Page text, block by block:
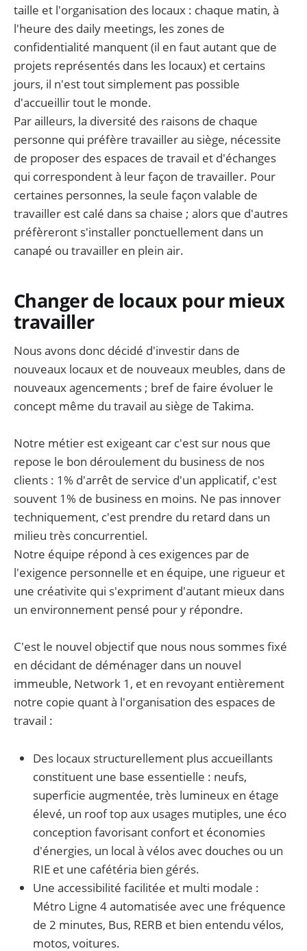
taille et l'organisation des locaux : chaque matin, à
l'heure des daily meetings, les zones de
confidentialité manquent (il en faut autant que de
projets représentés dans les locaux) et certains
jours, il n'est tout simplement pas possible
d'accueillir tout le monde.‌‌
Par ailleurs, la diversité des raisons de chaque
personne qui préfère travailler au siège, nécessite
de proposer des espaces de travail et d'échanges
qui correspondent à leur façon de travailler. Pour
certaines personnes, la seule façon valable de
travailler est calé dans sa chaise ; alors que d'autres
préfèreront s'installer ponctuellement dans un
canapé ou travailler en plein air.
Changer de locaux pour mieux
travailler
Nous avons donc décidé d'investir dans de
nouveaux locaux et de nouveaux meubles, dans de
nouveaux agencements ; bref de faire évoluer le
concept même du travail au siège de Takima.
Notre métier est exigeant car c'est sur nous que
repose le bon déroulement du business de nos
clients : 1% d'arrêt de service d'un applicatif, c'est
souvent 1% de business en moins. Ne pas innover
techniquement, c'est prendre du retard dans un
milieu très concurrentiel. ‌
Notre équipe répond à ces exigences par de
l'exigence personnelle et en équipe, une rigueur et
une créativite qui s'expriment d'autant mieux dans
un environnement pensé pour y répondre.
C'est le nouvel objectif que nous nous sommes fixé
en décidant de déménager dans un nouvel
immeuble, Network 1, et en revoyant entièrement
notre copie quant à l'organisation des espaces de
travail :
Des locaux structurellement plus accueillants
constituent une base essentielle : neufs,
superficie augmentée, très lumineux en étage
élevé, un roof top aux usages mutiples, une éco
conception favorisant confort et économies
d'énergies, un local à vélos avec douches ou un
RIE et une cafétéria bien gérés.
Une accessibilité facilitée et multi modale :
Métro Ligne 4 automatisée avec une fréquence
de 2 minutes, Bus, RERB et bien entendu vélos,
motos, voitures.